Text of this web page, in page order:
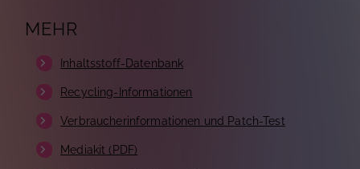
MEHR
Inhaltsstoff-Datenbank
Recycling-Informationen
Verbraucherinformationen und Patch-Test
Mediakit (PDF)